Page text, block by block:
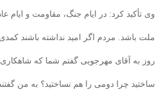
وی تأکید کرد: در ایام جنگ، مقاومت و ایام
ملت باشد. مردم اگر امید نداشته باشند
روز به آقای مهرجویی گفتم شما که شاهکاری
ساختید چرا دومی را هم‌ نساختید؟ به من